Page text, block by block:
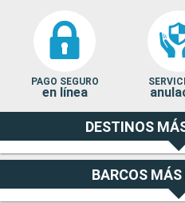
PAGO SEGURO
en línea
DESTINOS
BARCOS